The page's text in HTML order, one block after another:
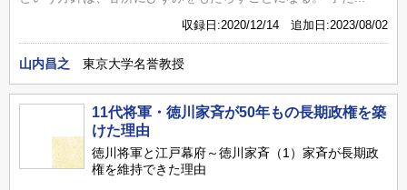
収録日:2020/12/14 追加日:2023/08/02
山内昌之 東京大学名誉教授
11代将軍・徳川家斉が50年もの長期政権を築
けた理由
徳川将軍と江戸幕府～徳川家斉（1）家斉が長期政
権を維持できた理由